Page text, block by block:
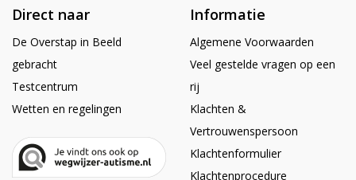
Direct naar
De Overstap in Beeld
gebracht
Testcentrum
Wetten en regelingen
Informatie
Algemene Voorwaarden
Veel gestelde vragen op een
rij
Klachten &
Vertrouwenspersoon
Klachtenformulier
Klachtenprocedure